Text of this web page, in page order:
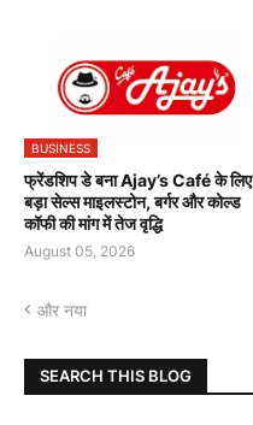
BUSINESS
फ्रेंडशिप डे बना Ajay’s Café के लिए
बड़ा सेल्स माइलस्टोन, बर्गर और कोल्ड
कॉफी की मांग में तेज वृद्धि
August 05, 2026
और नया
SEARCH THIS BLOG